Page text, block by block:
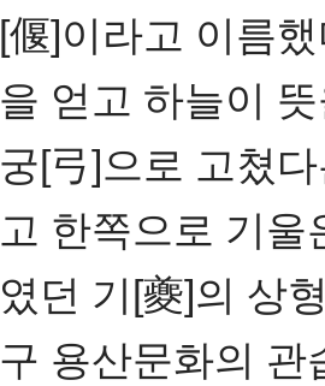
[偃]이라고 이름
을 얻고 하늘이
궁[弓]으로 고쳤
고 한쪽으로 기
였던 기[夔]의 상
구 용산문화의 관